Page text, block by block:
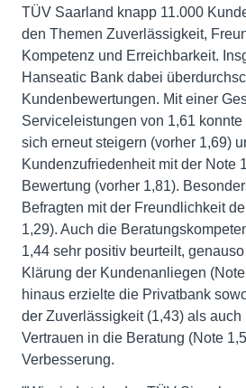
TÜV Saarland knapp 11.000
den Themen Zuverlässigkeit,
Kompetenz und Erreichbarkeit.
Hanseatic Bank dabei
Kundenbewertungen. Mit einer
Serviceleistungen von 1,61
sich erneut steigern (vorher 1,69)
Kundenzufriedenheit mit der Note
Bewertung (vorher 1,81).
Befragten mit der Freundlichkeit
1,29). Auch die
1,44 sehr positiv beurteilt,
Klärung der Kundenanliegen
hinaus erzielte die Privatbank
der Zuverlässigkeit (1,43) als auch
Vertrauen in die Beratung (Note
Verbesserung.